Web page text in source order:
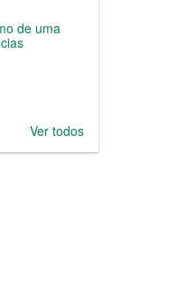
de uma
Ver todos